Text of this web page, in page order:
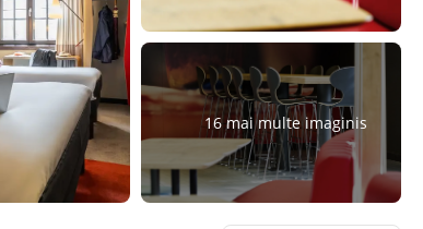
16 mai multe imaginis